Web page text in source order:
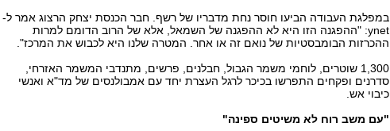
במפלגת העבודה הביעו חוסר נחת מדבריו של רשף. חבר הכנסת יצחק הרצוג אמר ל-
ynet: "ההפגנה הזו היא לא ההפגנה של השמאל, אלא של הרוב הדומם למרות
ההכרזות הבומבסטיות של נואם זה או אחר. המטרה שלנו היא לכבוש את המרכז".
1,300 שוטרים, לוחמי משמר הגבול, חבלנים, פרשים, מתנדבי המשמר האזרחי,
סדרנים ופקחים התפרשו בכיכר לרגל העצרת יחד עם אמבולנסים של מד"א ואנשי
כיבוי אש.
"עם משב רוח לא משיטים ספינה"